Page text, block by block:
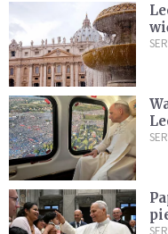
ją